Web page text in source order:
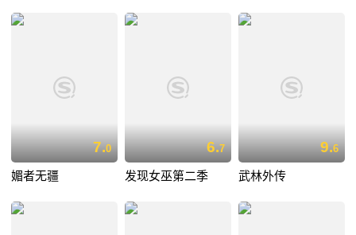
7.0
媚者无疆
6.7
发现女巫第二季
9.6
武林外传